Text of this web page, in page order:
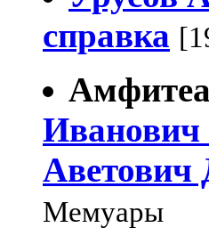
справка
Иванович
Мемуары